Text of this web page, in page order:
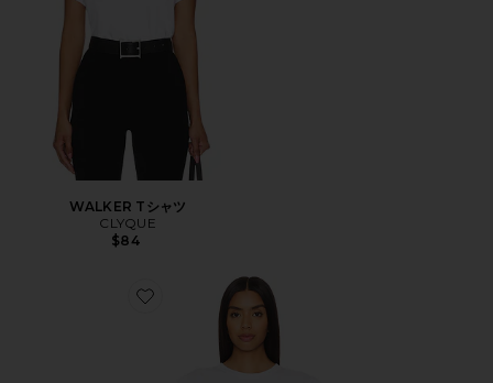
WALKER Tシャツ
CLYQUE
$84
Favorite DAVID クロップトップ